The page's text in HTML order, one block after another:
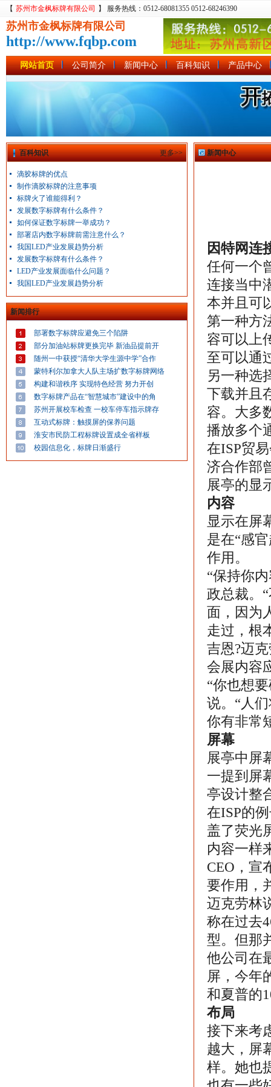
【 苏州市金枫标牌有限公司 】 服务热线：0512-68081355 0512-68246390
苏州市金枫标牌有限公司
http://www.fqbp.com
网站首页 公司简介 新闻中心 百科知识 产品中心
百科知识 更多>>
滴胶标牌的优点
制作滴胶标牌的注意事项
标牌火了谁能得利？
发展数字标牌有什么条件？
如何保证数字标牌一举成功？
部署店内数字标牌前需注意什么？
我国LED产业发展趋势分析
发展数字标牌有什么条件？
LED产业发展面临什么问题？
我国LED产业发展趋势分析
新闻排行
部署数字标牌应避免三个陷阱
部分加油站标牌更换完毕 新油品提前开
随州一中获授“清华大学生源中学”合作
蒙特利尔加拿大人队主场扩数字标牌网络
构建和谐秩序 实现特色经营 努力开创
数字标牌产品在“智慧城市”建设中的角
苏州开展校车检查 一校车停车指示牌存
互动式标牌：触摸屏的保养问题
淮安市民防工程标牌设置成全省样板
校园信息化，标牌日渐盛行
新闻中心
因特网连
任何一个
连接当中
本并且可
第一种方
容可以上
至可以通
另一种选
下载并且
容。大多
播放多个
在ISP贸
济合作部
展亭的显
内容
显示在屏
是在“感
作用。
“保持你
政总裁。
面，因为
走过，根
吉恩?迈
会展内容
“你也想
说。“人
你有非常
屏幕
展亭中屏
一提到屏
亭设计整
在ISP的
盖了荧光
内容一样
CEO，宣
要作用，
迈克劳林
称在过去
型。但那
他公司在
屏，今年
和夏普的
布局
接下来考
越大，屏
样。她也